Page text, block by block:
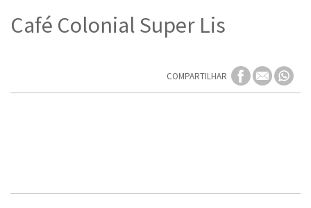
Café Colonial Super Lis
COMPARTILHAR